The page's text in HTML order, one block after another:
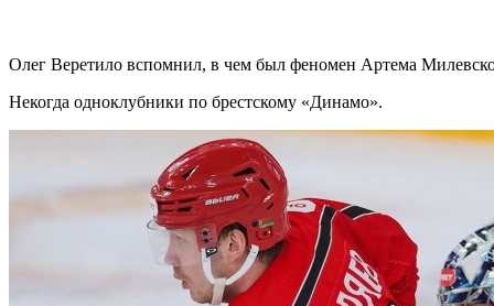
Олег Веретило вспомнил, в чем был феномен Артема
Некогда одноклубники по брестскому «Динамо».